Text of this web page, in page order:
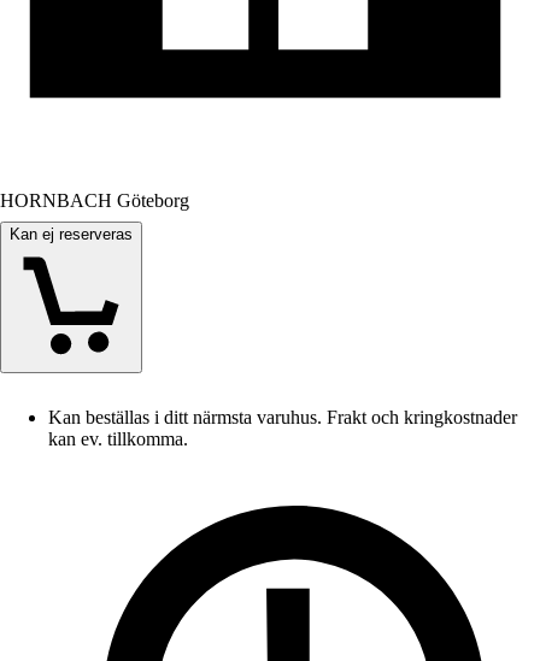
HORNBACH Göteborg
Kan ej reserveras
Kan beställas i ditt närmsta varuhus. Frakt och kringkostnader
kan ev. tillkomma.